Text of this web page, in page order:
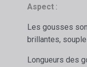
Aspect :
Les gousses
brillantes,
Longueurs des